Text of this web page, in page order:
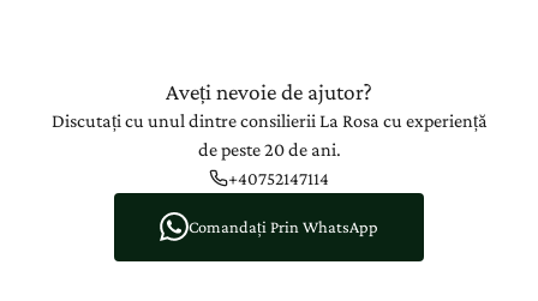
Aveți nevoie de ajutor?
Discutați cu unul dintre consilierii La Rosa cu experiență
de peste 20 de ani.
+40752147114
Comandați Prin WhatsApp